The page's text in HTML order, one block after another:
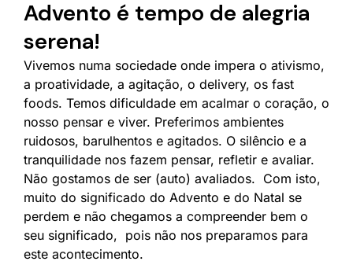
Advento é tempo de alegria
serena!
Vivemos numa sociedade onde impera o ativismo,
a proatividade, a agitação, o delivery, os fast
foods. Temos dificuldade em acalmar o coração, o
nosso pensar e viver. Preferimos ambientes
ruidosos, barulhentos e agitados. O silêncio e a
tranquilidade nos fazem pensar, refletir e avaliar.
Não gostamos de ser (auto) avaliados. Com isto,
muito do significado do Advento e do Natal se
perdem e não chegamos a compreender bem o
seu significado, pois não nos preparamos para
este acontecimento.